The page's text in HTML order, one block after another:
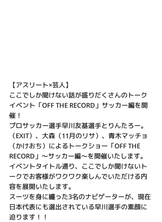
【アスリート×芸人】
ここでしか聞けない話が盛りだくさんのトーク
イベント「OFF THE RECORD」サッカー編を開
催！
プロサッカー選手早川友基選手とりんたろー。
（EXIT）、大森（11月のリサ）、青木マッチョ
（かけおち）によるトークショー「OFF THE
RECORD」～サッカー編～を開催いたします。
イベントタイトル通り、ここでしか聞けないト
ークでお客様がワクワク楽しんでいただける内
容を展開いたします。
スーツを身に纏った3名のナビゲーターが、現在
日本代表にも選出されている早川選手の素顔に
迫ります！！